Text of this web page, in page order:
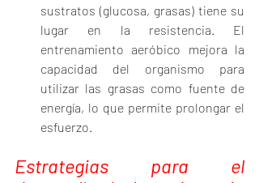
sustratos (glucosa, grasas) tiene su
lugar en la resistencia. El
entrenamiento aeróbico mejora la
capacidad del organismo para
utilizar las grasas como fuente de
energía, lo que permite prolongar el
esfuerzo.
Estrategias para el